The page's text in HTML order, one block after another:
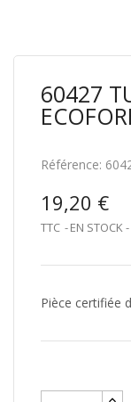
60427
Référence:
19,20 €
TTC EN
Pièce certifiée